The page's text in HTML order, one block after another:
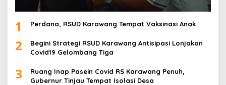
1 Perdana, RSUD Karawang Tempat Vaksinasi Anak
2
Begini Strategi RSUD Karawang Antisipasi Lonjakan
Covid19 Gelombang Tiga
3
Ruang Inap Pasein Covid RS Karawang Penuh,
Gubernur Tinjau Tempat Isolasi Desa